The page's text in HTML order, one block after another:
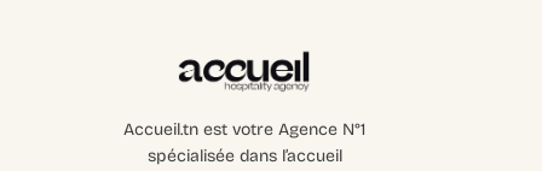
Accueil.tn est votre Agence N°1
spécialisée dans l’accueil